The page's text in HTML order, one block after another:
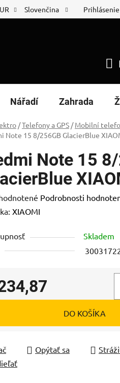
protokol Nákup na splátky
Slovenčina Prihlásenie
Nářadí Zahrada
/Telefony a GPS / Mobilní
Note 15 8/256GB GlacierBlue
Note 15
Podrobnosti
XIAOMI
Skladem
cena:
DO KOŠÍKA
Opýtať sa